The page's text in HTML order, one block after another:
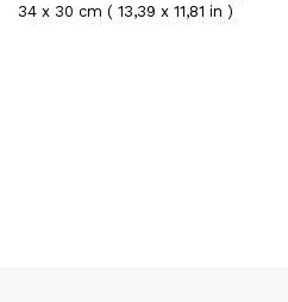
34 x 30 cm ( 13,39 x 11,81 in )